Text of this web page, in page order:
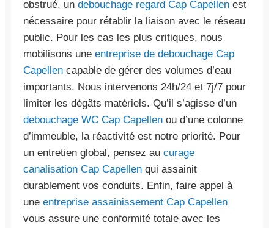
obstrué, un debouchage regard Cap Capellen est
nécessaire pour rétablir la liaison avec le réseau
public. Pour les cas les plus critiques, nous
mobilisons une entreprise de debouchage Cap
Capellen capable de gérer des volumes d’eau
importants. Nous intervenons 24h/24 et 7j/7 pour
limiter les dégâts matériels. Qu’il s’agisse d’un
debouchage WC Cap Capellen ou d’une colonne
d’immeuble, la réactivité est notre priorité. Pour
un entretien global, pensez au curage
canalisation Cap Capellen qui assainit
durablement vos conduits. Enfin, faire appel à
une entreprise assainissement Cap Capellen
vous assure une conformité totale avec les